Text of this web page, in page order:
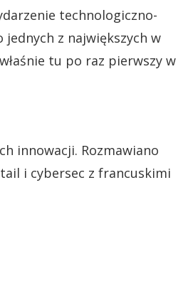
technologiczno-
jednych z największych w
tu po raz pierwszy w
innowacji. Rozmawiano
i cybersec z francuskimi